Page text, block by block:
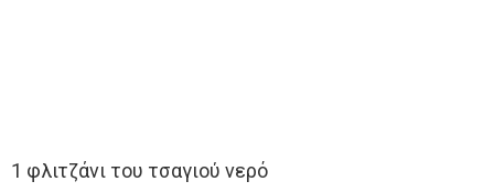
1 φλιτζάνι του τσαγιού νερό